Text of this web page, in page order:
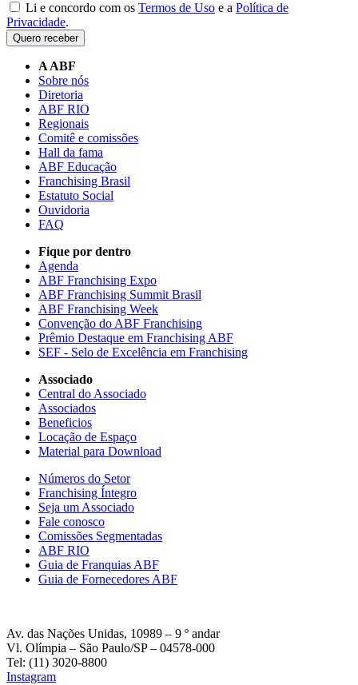
Li e concordo com os Termos de Uso e a Política de
Privacidade.
Quero receber
A ABF
Sobre nós
Diretoria
ABF RIO
Regionais
Comitê e comissões
Hall da fama
ABF Educação
Franchising Brasil
Estatuto Social
Ouvidoria
FAQ
Fique por dentro
Agenda
ABF Franchising Expo
ABF Franchising Summit Brasil
ABF Franchising Week
Convenção do ABF Franchising
Prêmio Destaque em Franchising ABF
SEF - Selo de Excelência em Franchising
Associado
Central do Associado
Associados
Beneficios
Locação de Espaço
Material para Download
Números do Setor
Franchising Íntegro
Seja um Associado
Fale conosco
Comissões Segmentadas
ABF RIO
Guia de Franquias ABF
Guia de Fornecedores ABF
Av. das Nações Unidas, 10989 – 9 º andar
Vl. Olímpia – São Paulo/SP – 04578-000
Tel: (11) 3020-8800
Instagram